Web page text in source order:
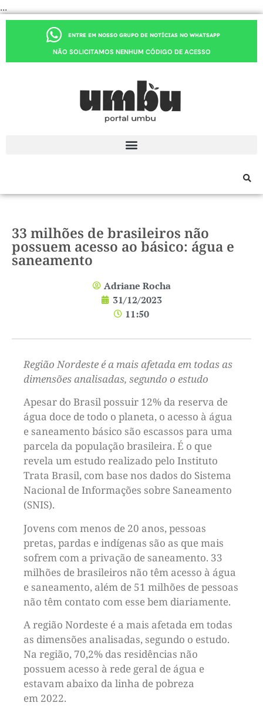
...
ENTRE EM NOSSO GRUPO DE NOTÍCIAS NO WHATSAPP
NÃO SOLICITAMOS NENHUM CÓDIGO DE ACESSO
33 milhões de brasileiros não
possuem acesso ao básico: água e
saneamento
Adriane Rocha
31/12/2023
11:50
Região Nordeste é a mais afetada em todas as
dimensões analisadas, segundo o estudo
Apesar do Brasil possuir 12% da reserva de
água doce de todo o planeta, o acesso à água
e saneamento básico são escassos para uma
parcela da população brasileira. É o que
revela um estudo realizado pelo Instituto
Trata Brasil, com base nos dados do Sistema
Nacional de Informações sobre Saneamento
(SNIS).
Jovens com menos de 20 anos, pessoas
pretas, pardas e indígenas são as que mais
sofrem com a privação de saneamento. 33
milhões de brasileiros não têm acesso à água
e saneamento, além de 51 milhões de pessoas
não têm contato com esse bem diariamente.
A região Nordeste é a mais afetada em todas
as dimensões analisadas, segundo o estudo.
Na região, 70,2% das residências não
possuem acesso à rede geral de água e
estavam abaixo da linha de pobreza
em 2022.